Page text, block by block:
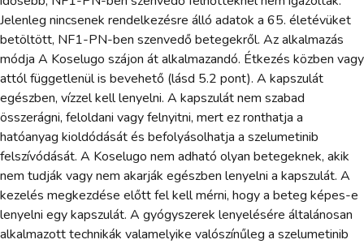
Jelenleg nincsenek rendelkezésre álló adatok a 65. életévüket
betöltött, NF1-PN-ben szenvedő betegekről. Az alkalmazás
módja A Koselugo szájon át alkalmazandó. Étkezés közben vagy
attól függetlenül is bevehető (lásd 5.2 pont). A kapszulát
egészben, vízzel kell lenyelni. A kapszulát nem szabad
összerágni, feloldani vagy felnyitni, mert ez ronthatja a
hatóanyag kioldódását és befolyásolhatja a szelumetinib
felszívódását. A Koselugo nem adható olyan betegeknek, akik
nem tudják vagy nem akarják egészben lenyelni a kapszulát. A
kezelés megkezdése előtt fel kell mérni, hogy a beteg képes-e
lenyelni egy kapszulát. A gyógyszerek lenyelésére általánosan
alkalmazott technikák valamelyike valószínűleg a szelumetinib